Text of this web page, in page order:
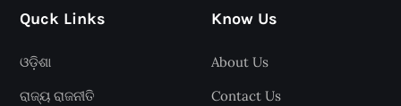
Quck Links
ଓଡ଼ିଶା
ରାଜ୍ୟ ରାଜନୀତି
Know Us
About Us
Contact Us